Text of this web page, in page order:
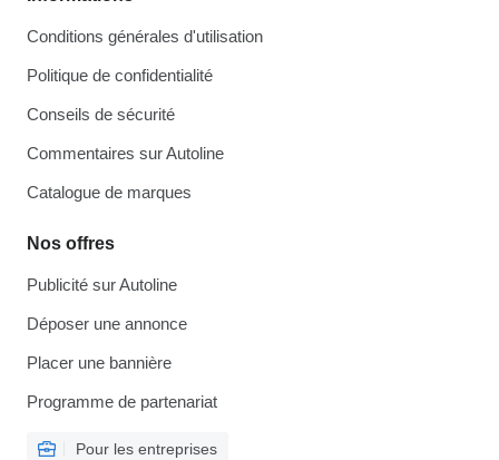
Conditions générales d'utilisation
Politique de confidentialité
Conseils de sécurité
Commentaires sur Autoline
Catalogue de marques
Nos offres
Publicité sur Autoline
Déposer une annonce
Placer une bannière
Programme de partenariat
Pour les entreprises